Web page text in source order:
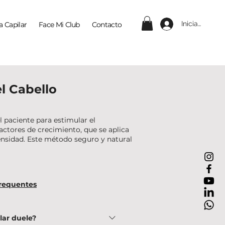
Capilar Face Mi Club Contacto Iniciar sesión
Cabello
paciente para estimular el
de crecimiento, que se aplica
Este método seguro y natural
duele?